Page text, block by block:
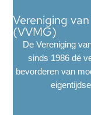
Vereniging
(VVMG)
De Vereniging
sinds 1986 dé
bevorderen van